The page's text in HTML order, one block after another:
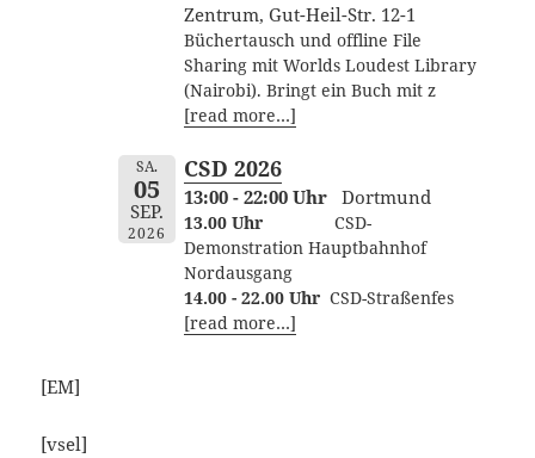
Zentrum, Gut-Heil-Str. 12-1
Büchertausch und offline File
Sharing mit Worlds Loudest Library
(Nairobi). Bringt ein Buch mit z
[read more…]
SA.
05
SEP.
2026
CSD 2026
13:00 - 22:00 Uhr Dortmund
13.00 UhrCSD-
Demonstration Hauptbahnhof
Nordausgang
14.00 - 22.00 Uhr CSD-Straßenfes
[read more…]
[EM]
[vsel]